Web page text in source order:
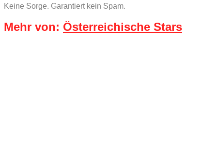
Keine Sorge. Garantiert kein Spam.
Mehr von: Österreichische Stars